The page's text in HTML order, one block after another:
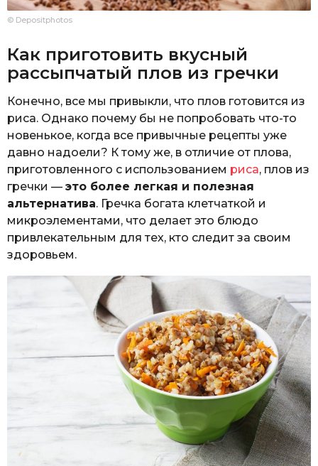
© Depositphotos
Как приготовить вкусный
рассыпчатый плов из гречки
Конечно, все мы привыкли, что плов готовится из
риса. Однако почему бы не попробовать что-то
новенькое, когда все привычные рецепты уже
давно надоели? К тому же, в отличие от плова,
приготовленного с использованием риса, плов из
гречки — это более легкая и полезная
альтернатива. Гречка богата клетчаткой и
микроэлементами, что делает это блюдо
привлекательным для тех, кто следит за своим
здоровьем.